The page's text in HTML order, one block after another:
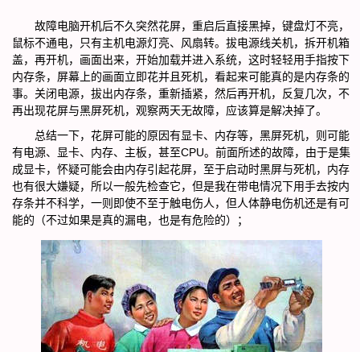
故障电脑开机后不久突然花屏，重启后直接黑掉，键盘灯不亮，
鼠标不通电，只有主机电源灯亮、风扇转。拔电源线关机，拆开机箱
盖，再开机，画面出来，开始加载并进入系统，这时轻轻用手指按下
内存条，屏幕上的画面立即花并且死机，看起来可能真的是内存条的
事。关闭电源，拔出内存条，重新插紧，然后再开机，反复几次，不
再出现花屏与黑屏死机，观察两天无故障，应该算是解决掉了。
总结一下，花屏可能的原因有显卡、内存等，黑屏死机，则可能
有电源、显卡、内存、主板，甚至CPU。前面所述的故障，由于是集
成显卡，怀疑可能会由内存引起花屏，至于启动时黑屏与死机，内存
也有很大嫌疑，所以一般先检查它，但是我在带电情况下用手去按内
存条并不科学，一则即使不至于触电伤人，但人体静电伤机还是有可
能的（不过如果是真的漏电，也是有危险的）；